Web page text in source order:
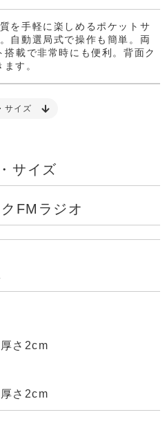
を手軽に楽しめるポケットサ
自動選局式で操作も簡単。両
載で非常時にも便利。背面ク
す。
サイズ
サイズ
FMラジオ
さ2cm
さ2cm